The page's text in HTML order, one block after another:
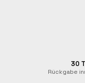
30
Rückgabe